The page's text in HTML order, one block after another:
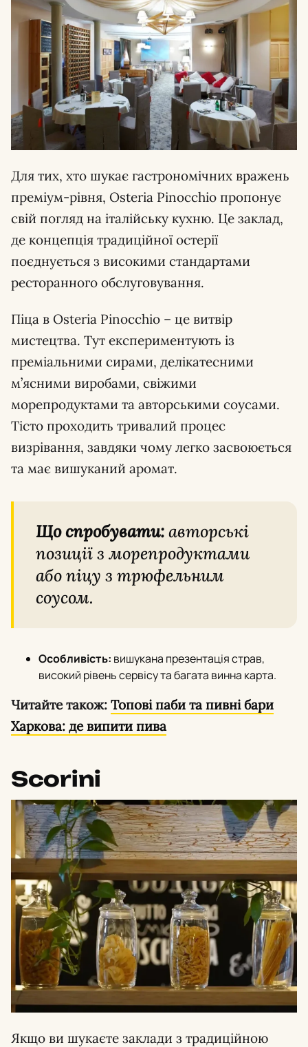
Для тих, хто шукає гастрономічних вражень
преміум-рівня, Osteria Pinocchio пропонує
свій погляд на італійську кухню. Це заклад,
де концепція традиційної остерії
поєднується з високими стандартами
ресторанного обслуговування.
Піца в Osteria Pinocchio – це витвір
мистецтва. Тут експериментують із
преміальними сирами, делікатесними
м’ясними виробами, свіжими
морепродуктами та авторськими соусами.
Тісто проходить тривалий процес
визрівання, завдяки чому легко засвоюється
та має вишуканий аромат.
Що спробувати:авторські
позиції з морепродуктами
або піцу з трюфельним
соусом.
Особливість: вишукана презентація страв,
високий рівень сервісу та багата винна карта.
Читайте також: Топові паби та пивні бари
Харкова: де випити пива
Scorini
Якщо ви шукаєте заклади з традиційною